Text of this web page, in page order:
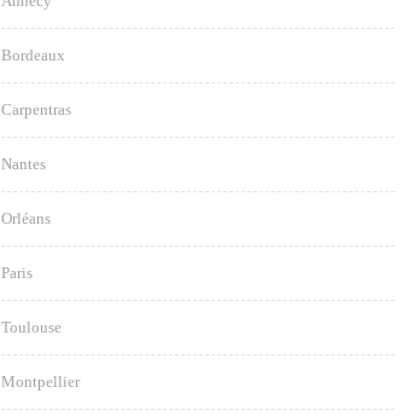
Bordeaux
Carpentras
Nantes
Orléans
Paris
Toulouse
Montpellier